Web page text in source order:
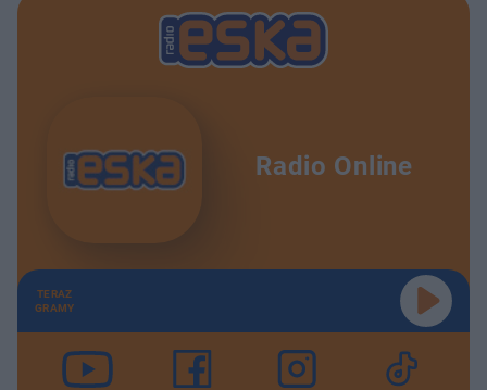
Radio Online
TERAZ
GRAMY